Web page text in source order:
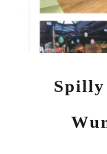
Spilly